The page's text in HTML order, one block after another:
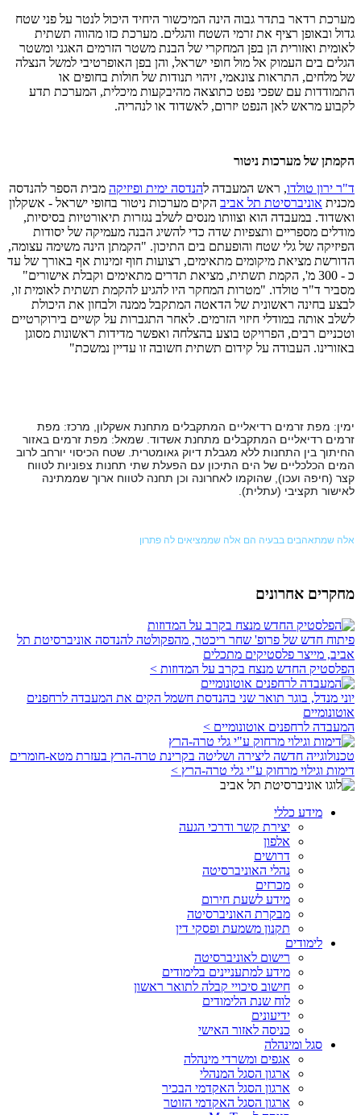
מערכת רדאר בתדר גבוה הינה המיכשור היחיד היכול לנטר על פני שטח
גדול ובאופן רציף את זרמי השטח והגלים. מערכת כזו מהווה תשתית
לאומית ואזורית הן בפן המחקרי של הבנת משטר הזרמים האגני ומשטר
הגלים בים העמוק אל מול חופי ישראל, והן בפן האופרטיבי למשל הנצלה
של מלחים, התראות צונאמי, זיהוי תנודות של חולות בחופים או
התמודדות עם שפכי נפט כתוצאה מהיבקעות מיכלית, המערכת תדע
לקבוע מראש לאן הנפט יזרום, לאשדוד או לנהריה.
הקמתן של מערכות ניטור
ד"ר ירון טולדו, ראש המעבדה להנדסה ימית ופיזיקה מבית הספר להנדסה
מכנית אוניברסיטת תל אביב הקים מערכות ניטור בחופי ישראל - אשקלון
ואשדוד. במעבדה הוא וצוותו מנסים לשלב נגזרות תיאורטיות בסיסיות,
מודלים מספריים ותצפיות שדה כדי להשיג הבנה מעמיקה של יסודות
הפיזיקה של גלי שטח והופעתם בים התיכון. "הקמתן הינה משימה עצומה,
הדורשת מציאת מיקומים מתאימים, רצועות חוף זמינות אף באורך של עד
כ - 300 מ', הקמת תשתית, מציאת תדרים מתאימים וקבלת אישורים"
מסביר ד"ר טולדו. "מטרות המחקר היו להגיע להקמת תשתית לאומית זו,
לבצע בחינה ראשונית של הדאטה המתקבל ממנה ולבחון את היכולת
לשלב אותה במודלי חיזוי הזרמים. לאחר התגברות על קשיים בירוקרטיים
וטכניים רבים, הפרויקט בוצע בהצלחה ואפשר מדידות ראשונות מסוגן
באזורינו. העבודה על קידום תשתית חשובה זו עדיין נמשכת"
ימין: מפת זרמים רדיאליים המתקבלים מתחנת אשקלון, מרכז: מפת
זרמים רדיאליים המתקבלים מתחנת אשדוד. שמאל: מפת זרמים באזור
החיתוך בין התחנות ללא מגבלת דיוק גאומטרית. שטח הכיסוי יורחב לרוב
המים הכלכליים של הים התיכון עם הפעלת שתי תחנות צפוניות לטווח
קצר (חיפה ועכו), שהוקמו לאחרונה וכן תחנה לטווח ארוך שממתינה
לאישור תקציבי (עתלית).
אלה שמתאהבים בבעיה הם אלה שממציאים לה פתרון
מחקרים אחרונים
פיתוח חדש של פרופ' שחר ריכטר, מהפקולטה להנדסה אוניברסיטת תל
אביב, מייצר פלסטיקים מתכלים
הפלסטיק החדש מנצח בקרב על המדוזות >
יוני מנדל, בוגר תואר שני בהנדסת חשמל הקים את המעבדה לרחפנים
אוטונומיים
המעבדה לרחפנים אוטונומיים >
טכנולוגייה חדשה ליצירה ושליטה בקרינת טרה-הרץ בעזרת מטא-חומרים
דימות וגילוי מרחוק ע"י גלי טרה-הרץ >
מידע כללי
יצירת קשר ודרכי הגעה
אלפון
דרושים
נהלי האוניברסיטה
מכרזים
מידע לשעת חירום
מבקרת האוניברסיטה
תקנון משמעת ופסקי דין
לימודים
רישום לאוניברסיטה
מידע למתעניינים בלימודים
חישוב סיכויי קבלה לתואר ראשון
לוח שנת הלימודים
ידיעונים
כניסה לאזור האישי
סגל ומינהלה
אגפים ומשרדי מינהלה
ארגון הסגל המנהלי
ארגון הסגל האקדמי הבכיר
ארגון הסגל האקדמי הזוטר